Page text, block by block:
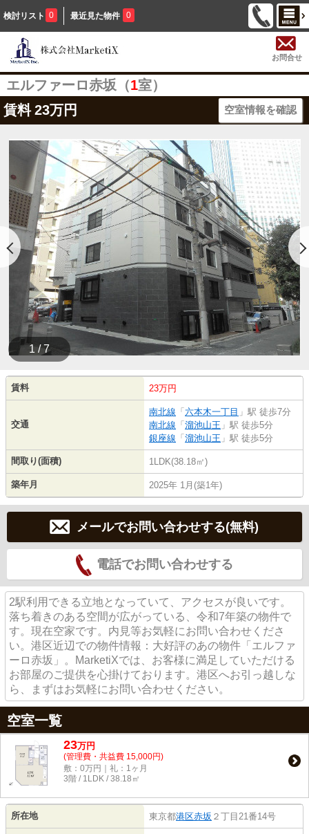
検討リスト 0 最近見た物件 0
お問合せ
エルファーロ赤坂（1室）
賃料 23万円 空室情報を確認
1 / 7
賃料 23万円
交通
南北線 「 六本木一丁目 」駅 徒歩7分
南北線 「 溜池山王 」駅 徒歩5分
銀座線 「 溜池山王 」駅 徒歩5分
間取り(面積) 1LDK(38.18㎡)
築年月 2025年 1月(築1年)
メールでお問い合わせする(無料)
電話でお問い合わせする
2駅利用できる立地となっていて、アクセスが良いです。
落ち着きのある空間が広がっている、令和7年築の物件で
す。現在空家です。内見等お気軽にお問い合わせくださ
い。港区近辺での物件情報：大好評のあの物件「エルファ
ーロ赤坂」。MarketiXでは、お客様に満足していただける
お部屋のご提供を心掛けております。港区へお引っ越しな
ら、まずはお気軽にお問い合わせください。
空室一覧
23万円
(管理費・共益費 15,000円)
敷：0万円｜礼：1ヶ月
3階 / 1LDK / 38.18㎡
所在地 東京都港区赤坂 ２丁目21番14号